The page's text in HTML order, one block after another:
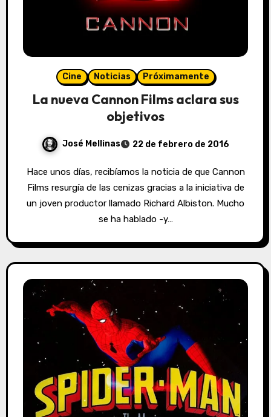
Cine Noticias Próximamente
La nueva Cannon Films aclara sus
objetivos
José Mellinas 22 de febrero de 2016
Hace unos días, recibíamos la noticia de que Cannon
Films resurgía de las cenizas gracias a la iniciativa de
un joven productor llamado Richard Albiston. Mucho
se ha hablado -y…